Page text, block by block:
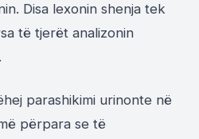
Disa lexonin shenja tek
të tjerët analizonin
parashikimi urinonte në
përpara se të